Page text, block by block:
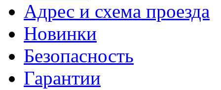
Адрес и схема проезда
Новинки
Безопасность
Гарантии